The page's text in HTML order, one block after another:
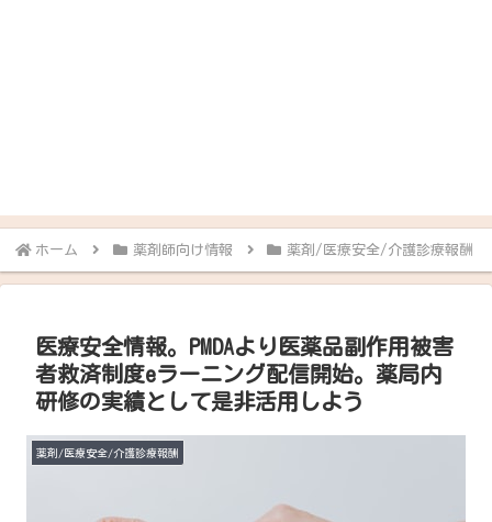
ホーム 薬剤師向け情報 薬剤/医療安全/介護診療報酬
医療安全情報。PMDAより医薬品副作用被害
者救済制度eラーニング配信開始。薬局内
研修の実績として是非活用しよう
薬剤/医療安全/介護診療報酬